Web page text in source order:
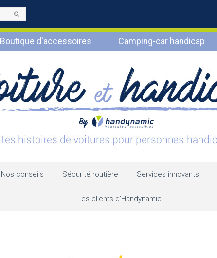
Boutique d'accessoires Camping-car handicap
Nos conseils Sécurité routière Services innovants
Les clients d’Handynamic